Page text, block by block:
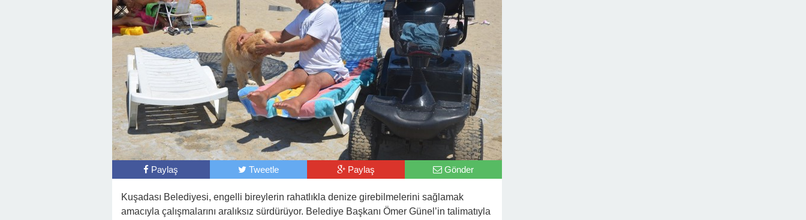
Paylaş Tweetle Paylaş Gönder
Kuşadası Belediyesi, engelli bireylerin rahatlıkla denize girebilmelerini sağlamak
amacıyla çalışmalarını aralıksız sürdürüyor. Belediye Başkanı Ömer Günel’in talimatıyla